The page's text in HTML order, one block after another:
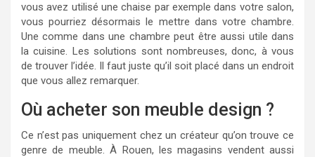
vous avez utilisé une chaise par exemple dans votre salon,
vous pourriez désormais le mettre dans votre chambre.
Une comme dans une chambre peut être aussi utile dans
la cuisine. Les solutions sont nombreuses, donc, à vous
de trouver l’idée. Il faut juste qu’il soit placé dans un endroit
que vous allez remarquer.
Où acheter son meuble design ?
Ce n’est pas uniquement chez un créateur qu’on trouve ce
genre de meuble. À Rouen, les magasins vendent aussi